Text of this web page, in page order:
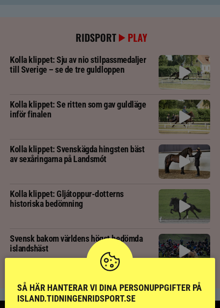
RIDSPORT PLAY
Kolla klippet: Sju av nio stilpassmedaljer
till Sverige – se de tre guldloppen
Kolla klippet: Se ritten som gav guldläge
inför finalen
Kolla klippet: Svenskägda hingsten bäst
av sexåringarna på Landsmót
Kolla klippet: Gljátoppur-dotterns
historiska bedömning
Svensk bakom världens högst bedömda
islandshäst
SÅ HÄR HANTERAR VI DINA PERSONUPPGIFTER PÅ
ISLAND.TIDNINGENRIDSPORT.SE